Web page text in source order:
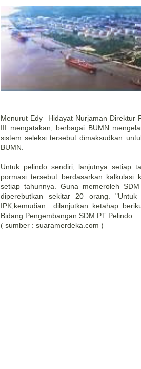
Menurut Edy Hidayat Nurjaman Direktur
III mengatakan, berbagai BUMN
sistem seleksi tersebut dimaksudkan
BUMN.
Untuk pelindo sendiri, lanjutnya setiap
pormasi tersebut berdasarkan
setiap tahunnya. Guna memeroleh
diperebutkan sekitar 20 orang.
IPK,kemudian dilanjutkan ketahap
Bidang Pengembangan SDM PT Pelindo
( sumber : suaramerdeka.com )